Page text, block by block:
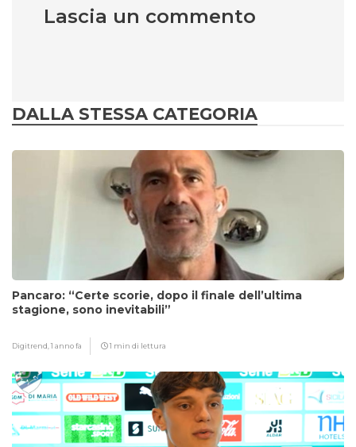
Lascia un commento
DALLA STESSA CATEGORIA
Pancaro: “Certe scorie, dopo il finale dell’ultima
stagione, sono inevitabili”
Digitrend,1 anno fa 1 min di lettura